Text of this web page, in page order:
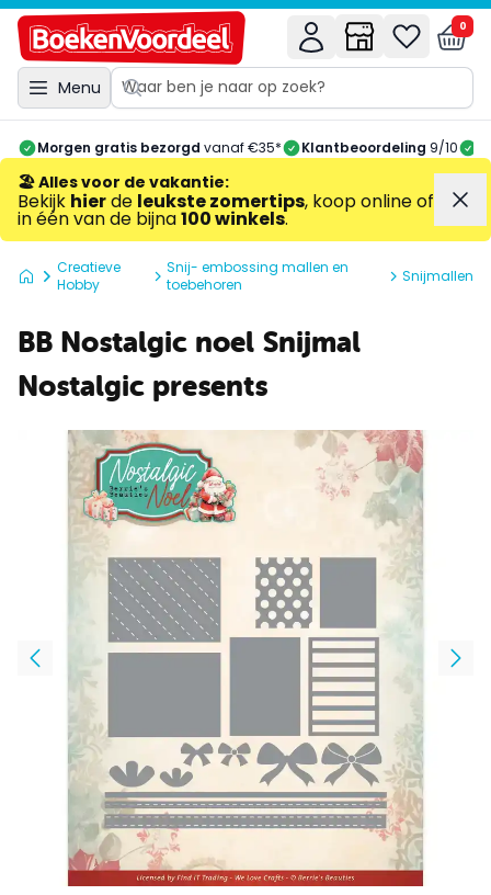
Menu
0
Morgen gratis bezorgd vanaf €35* Klantbeoordeling 9/10
🏖️ Alles voor de vakantie:
Bekijk hierde leukste zomertips, koop online of
in één van de bijna100 winkels.
Creatieve
Hobby
Snij- embossing mallen en
toebehoren
Snijmallen
BB Nostalgic noel Snijmal
Nostalgic presents